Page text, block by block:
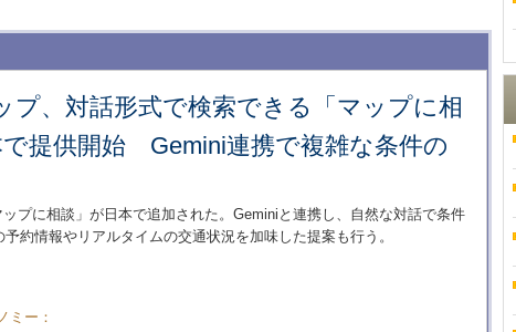
プ、対話形式で検索できる「マップに相
提供開始 Gemini連携で複雑な条件の
プに相談」が日本で追加された。Geminiと連携し、自然な対話で条件
約情報やリアルタイムの交通状況を加味した提案も行う。
ミー：